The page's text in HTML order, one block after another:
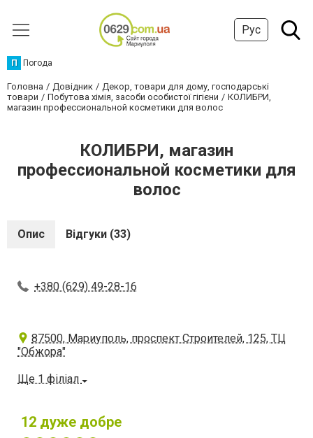
Рус
П Погода
Головна Довідник
Декор, товари для дому, господарські
товари
Побутова хімія, засоби особистої гігієни
КОЛИБРИ,
магазин профессиональной косметики для волос
КОЛИБРИ, магазин
профессиональной косметики для
волос
Опис Відгуки (33)
+380 (629) 49-28-16
87500, Мариуполь, проспект Строителей, 125, ТЦ
"Обжора"
Ще 1 філіал
12 дуже добре